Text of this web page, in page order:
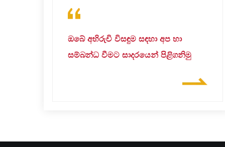
ඔබේ අභිරුචි විසඳුම සඳහා අප හා
සම්බන්ධ වීමට සාදරයෙන් පිළිගනිමු